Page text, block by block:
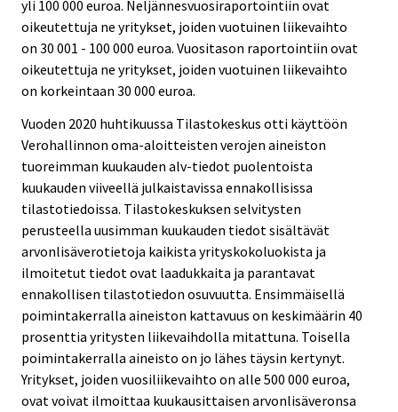
yli 100 000 euroa. Neljännesvuosiraportointiin ovat
oikeutettuja ne yritykset, joiden vuotuinen liikevaihto
on 30 001 - 100 000 euroa. Vuositason raportointiin ovat
oikeutettuja ne yritykset, joiden vuotuinen liikevaihto
on korkeintaan 30 000 euroa.
Vuoden 2020 huhtikuussa Tilastokeskus otti käyttöön
Verohallinnon oma-aloitteisten verojen aineiston
tuoreimman kuukauden alv-tiedot puolentoista
kuukauden viiveellä julkaistavissa ennakollisissa
tilastotiedoissa. Tilastokeskuksen selvitysten
perusteella uusimman kuukauden tiedot sisältävät
arvonlisäverotietoja kaikista yrityskokoluokista ja
ilmoitetut tiedot ovat laadukkaita ja parantavat
ennakollisen tilastotiedon osuvuutta. Ensimmäisellä
poimintakerralla aineiston kattavuus on keskimäärin 40
prosenttia yritysten liikevaihdolla mitattuna. Toisella
poimintakerralla aineisto on jo lähes täysin kertynyt.
Yritykset, joiden vuosiliikevaihto on alle 500 000 euroa,
ovat voivat ilmoittaa kuukausittaisen arvonlisäveronsa